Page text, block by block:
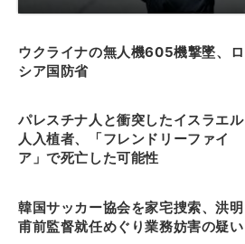
ウクライナの無人機605機撃墜、ロ
シア国防省
パレスチナ人と衝突したイスラエル
人入植者、「フレンドリーファイ
ア」で死亡した可能性
韓国サッカー協会を家宅捜索、洪明
甫前監督就任めぐり業務妨害の疑い